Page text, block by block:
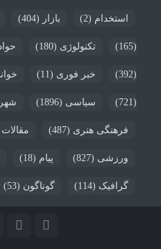
استخدام (2) بازار (404)
(165) تکنولوژی (180)
(392) خبر فوری (11)
(721) سیاسی (1896)
فرهنگی هنری (487) مقالات
ورزشی (827) پیام (18)
گرافیک (114) گوناگون (53)